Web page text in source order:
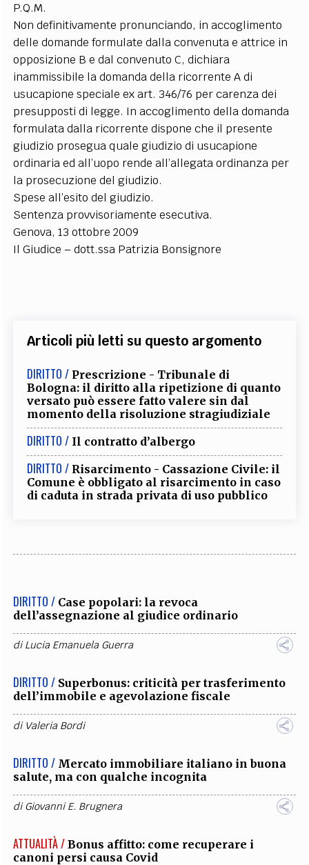
P.Q.M.
Non definitivamente pronunciando, in accoglimento
delle domande formulate dalla convenuta e attrice in
opposizione B e dal convenuto C, dichiara
inammissibile la domanda della ricorrente A di
usucapione speciale ex art. 346/76 per carenza dei
presupposti di legge. In accoglimento della domanda
formulata dalla ricorrente dispone che il presente
giudizio prosegua quale giudizio di usucapione
ordinaria ed all’uopo rende all’allegata ordinanza per
la prosecuzione del giudizio.
Spese all’esito del giudizio.
Sentenza provvisoriamente esecutiva.
Genova, 13 ottobre 2009
Il Giudice – dott.ssa Patrizia Bonsignore
Articoli più letti su questo argomento
DIRITTO / Prescrizione - Tribunale di
Bologna: il diritto alla ripetizione di quanto
versato può essere fatto valere sin dal
momento della risoluzione stragiudiziale
DIRITTO / Il contratto d’albergo
DIRITTO / Risarcimento - Cassazione Civile: il
Comune è obbligato al risarcimento in caso
di caduta in strada privata di uso pubblico
DIRITTO / Case popolari: la revoca
dell’assegnazione al giudice ordinario
diLucia Emanuela Guerra
DIRITTO / Superbonus: criticità per trasferimento
dell’immobile e agevolazione fiscale
di Valeria Bordi
DIRITTO / Mercato immobiliare italiano in buona
salute, ma con qualche incognita
diGiovanni E. Brugnera
ATTUALITÀ / Bonus affitto: come recuperare i
canoni persi causa Covid